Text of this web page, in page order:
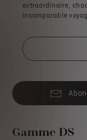
extraordinaire,
incomparable
Gamme DS